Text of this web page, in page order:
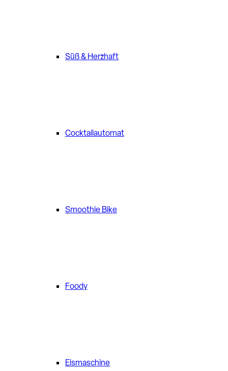
Süß & Herzhaft
Cocktailautomat
Smoothie Bike
Foody
Eismaschine